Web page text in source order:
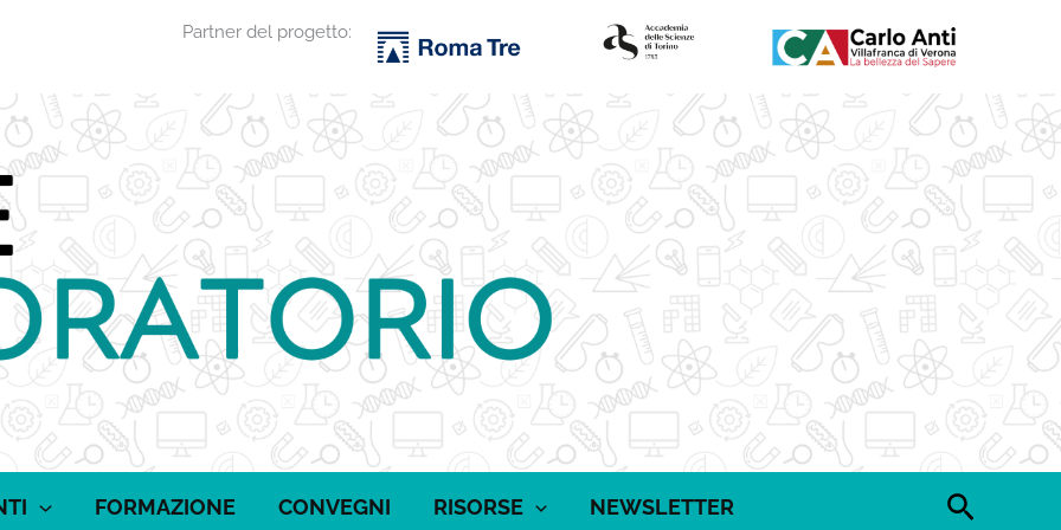
Partner del progetto:
FORMAZIONE CONVEGNI RISORSE NEWSLETTER Cerca